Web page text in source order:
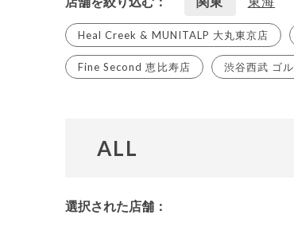
Heal Creek & MUNITALP 大丸東京店
Fine Second 恵比寿店 渋谷西武 ゴ
ALL
選択された店舗：